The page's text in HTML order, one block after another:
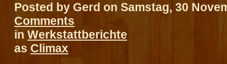
Posted by Gerd on Samstag, 30
Comments
in Werkstattberichte
as Climax